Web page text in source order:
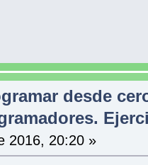
+ " para
dentro que tiene
false;
desde
2016, 20:20 »